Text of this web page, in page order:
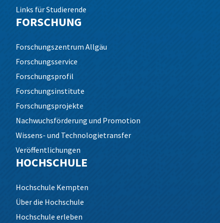
Links für Studierende
FORSCHUNG
Forschungszentrum Allgäu
Forschungsservice
Forschungsprofil
Forschungsinstitute
Forschungsprojekte
Nachwuchsförderung und Promotion
Wissens- und Technologietransfer
Veröffentlichungen
HOCHSCHULE
Hochschule Kempten
Über die Hochschule
Hochschule erleben